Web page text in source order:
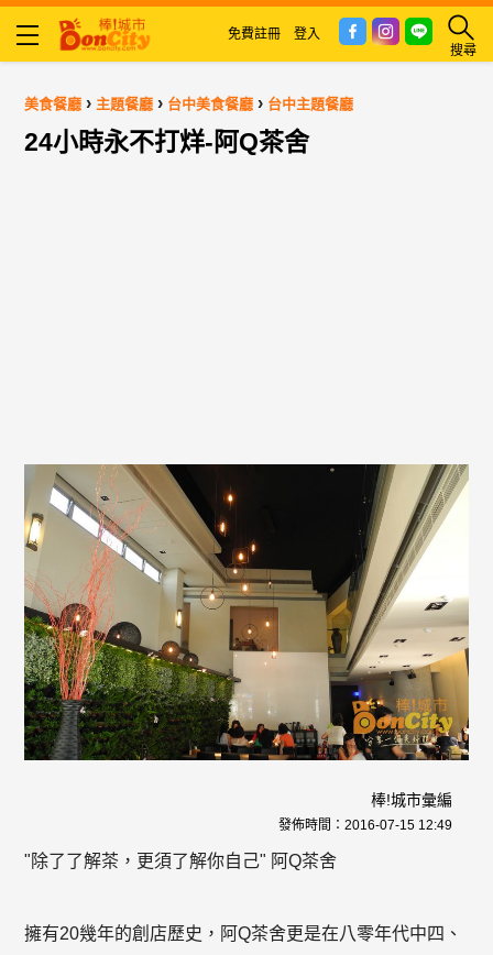
搜尋
免費註冊 登入
美食餐廳 › 主題餐廳 › 台中美食餐廳 › 台中主題餐廳
24小時永不打烊-阿Q茶舍
棒!城市彙編
發佈時間： 2016-07-15 12:49
"除了了解茶，更須了解你自己" 阿Q茶舍
擁有20幾年的創店歷史，阿Q茶舍更是在八零年代中四、